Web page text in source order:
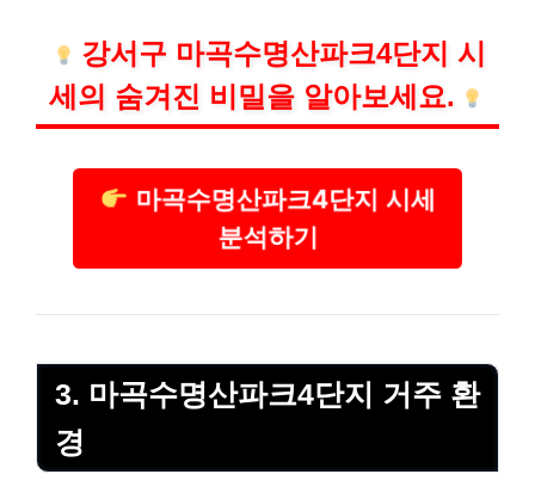
강서구 마곡수명산파크4단지 시
세의 숨겨진 비밀을 알아보세요.
마곡수명산파크4단지 시세
분석하기
3. 마곡수명산파크4단지 거주 환
경